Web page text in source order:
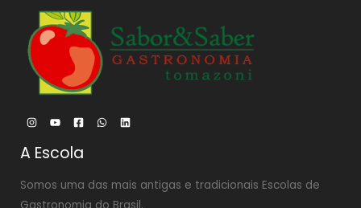
A Escola
Somos uma das mais antigas e tradicionais Escolas de